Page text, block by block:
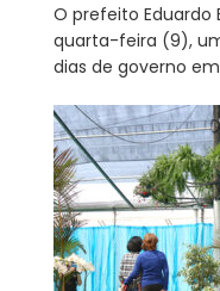
O prefeito Eduardo
quarta-feira (9),
dias de governo